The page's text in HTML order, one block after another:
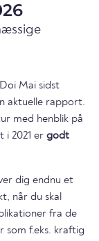
Mai sidst
aktuelle rapport.
med henblik på
i 2021 er godt
dig endnu et
når du skal
fra de
som f.eks. kraftig